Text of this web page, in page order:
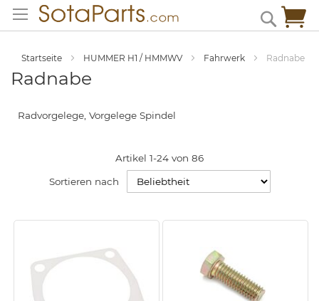
Inhalt
springen
Search
Startseite HUMMER H1 / HMMWV Fahrwerk Radnabe
Radnabe
Radvorgelege, Vorgelege Spindel
Artikel 1-24 von 86
Sortieren nach